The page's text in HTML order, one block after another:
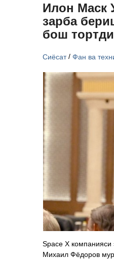
Илон Маск
зарба
бош тортди
Сиёсат/Фан ва
Space X компанияси
Михаил Фёдоров